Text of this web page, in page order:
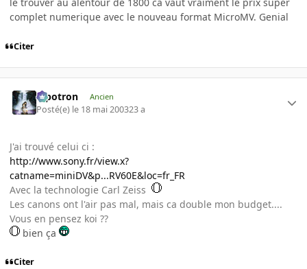
complet numerique avec le nouveau format MicroMV. Genial
Citer
Pipotron Ancien
Posté(e) le 18 mai 200323 a
J'ai trouvé celui ci :
http://www.sony.fr/view.x?
catname=miniDV&p...RV60E&loc=fr_FR
Avec la technologie Carl Zeiss
Les canons ont l'air pas mal, mais ca double mon budget....
Vous en pensez koi ??
bien ça
Citer